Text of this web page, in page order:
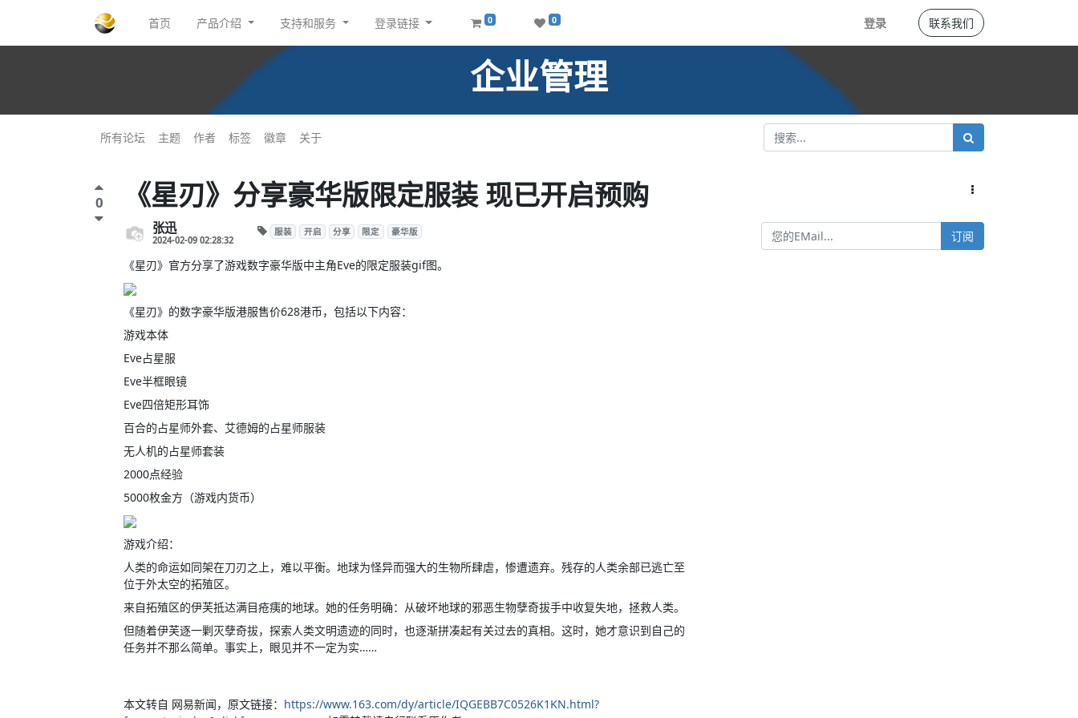
首页 产品介绍 支持和服务 登录链接 0 0 登录 联系我们
企业管理
所有论坛 主题 作者 标签 徽章 关于
0 《星刃》分享豪华版限定服装 现已开启预购
张迅
2024-02-09 02:28:32 订阅
服装 开启 分享 限定 豪华版
《星刃》官方分享了游戏数字豪华版中主角Eve的限定服装gif图。
《星刃》的数字豪华版港服售价628港币，包括以下内容：
游戏本体
Eve占星服
Eve半框眼镜
Eve四倍矩形耳饰
百合的占星师外套、艾德姆的占星师服装
无人机的占星师套装
2000点经验
5000枚金方（游戏内货币）
游戏介绍：
人类的命运如同架在刀刃之上，难以平衡。地球为怪异而强大的生物所肆虐，惨遭遗弃。残存的人类余部已逃亡至
位于外太空的拓殖区。
来自拓殖区的伊芙抵达满目疮痍的地球。她的任务明确：从破坏地球的邪恶生物孽奇拔手中收复失地，拯救人类。
但随着伊芙逐一剿灭孽奇拔，探索人类文明遗迹的同时，也逐渐拼凑起有关过去的真相。这时，她才意识到自己的
任务并不那么简单。事实上，眼见并不一定为实……
本文转自 网易新闻，原文链接： https://www.163.com/dy/article/IQGEBB7C0526K1KN.html?